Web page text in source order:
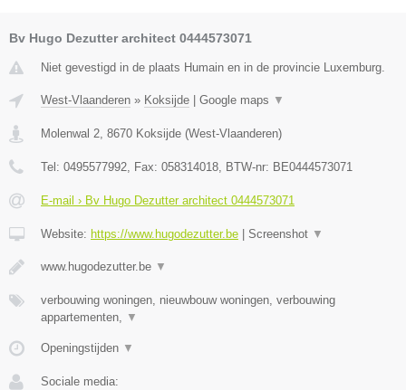
Bv Hugo Dezutter architect 0444573071
Niet gevestigd in de plaats Humain en in de provincie Luxemburg.
West-Vlaanderen » Koksijde Google maps ▼
Molenwal 2, 8670 Koksijde (West-Vlaanderen)
Tel: 0495577992, Fax: 058314018, BTW-nr: BE0444573071
E-mail › Bv Hugo Dezutter architect 0444573071
Website: https://www.hugodezutter.be Screenshot ▼
www.hugodezutter.be ▼
verbouwing woningen, nieuwbouw woningen, verbouwing
appartementen, ▼
Openingstijden ▼
Sociale media: